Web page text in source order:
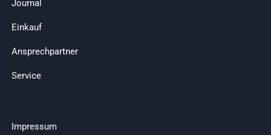
Journal
Einkauf
Ansprechpartner
Service
Impressum